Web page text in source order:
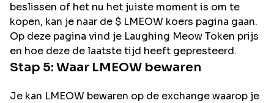
beslissen of het nu het juiste moment is om te
kopen, kan je naar de $ LMEOW koers pagina gaan.
Op deze pagina vind je Laughing Meow Token prijs
en hoe deze de laatste tijd heeft gepresteerd.
Stap 5: Waar LMEOW bewaren
Je kan LMEOW bewaren op de exchange waarop je